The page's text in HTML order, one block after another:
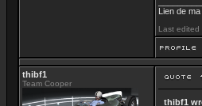
Lien de
Last edited
thibf1
Team Cooper
thibf1